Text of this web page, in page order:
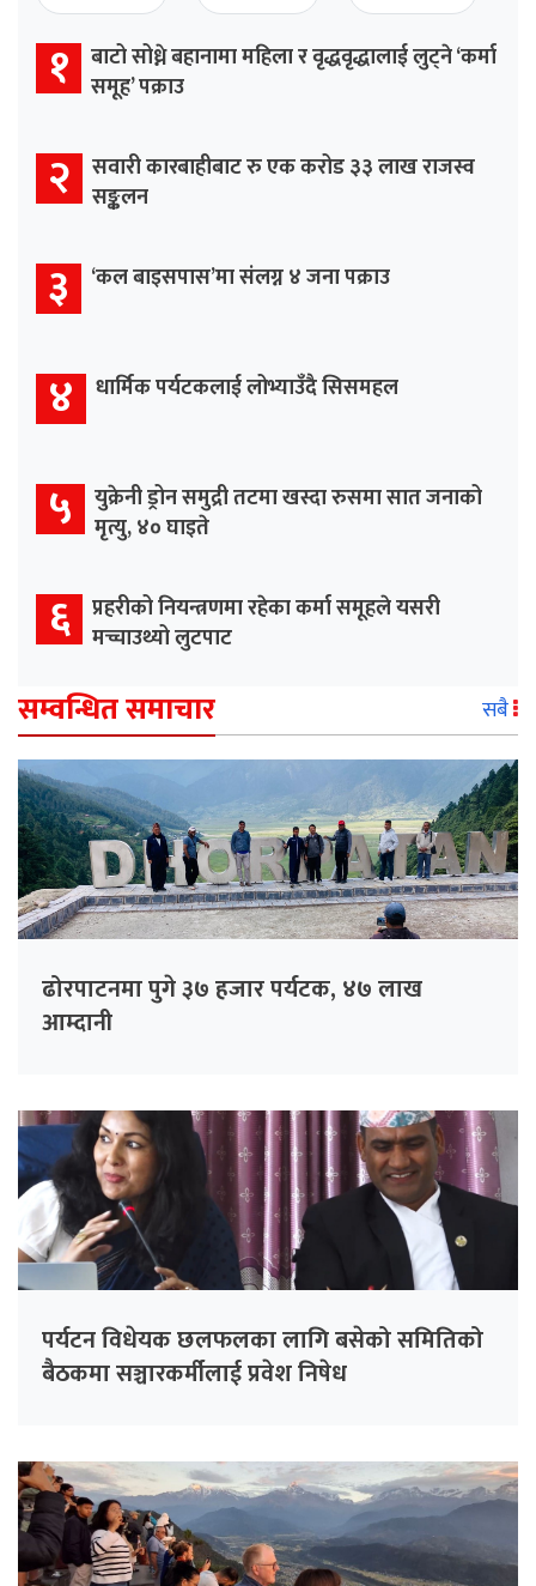
१ बाटो सोध्ने बहानामा महिला र वृद्धवृद्धालाई लुट्ने ‘कर्मा
समूह’ पक्राउ
२ सवारी कारबाहीबाट रु एक करोड ३३ लाख राजस्व
सङ्कलन
३ ‘कल बाइसपास’मा संलग्न ४ जना पक्राउ
४ धार्मिक पर्यटकलाई लोभ्याउँदै सिसमहल
५ युक्रेनी ड्रोन समुद्री तटमा खस्दा रुसमा सात जनाको
मृत्यु, ४० घाइते
६ प्रहरीको नियन्त्रणमा रहेका कर्मा समूहले यसरी
मच्चाउथ्यो लुटपाट
सम्वन्धित समाचार सबै
ढोरपाटनमा पुगे ३७ हजार पर्यटक, ४७ लाख
आम्दानी
पर्यटन विधेयक छलफलका लागि बसेको समितिको
बैठकमा सञ्चारकर्मीलाई प्रवेश निषेध